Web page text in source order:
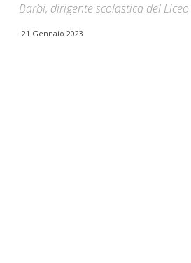
Barbi, dirigente scolastica del
21 Gennaio 2023